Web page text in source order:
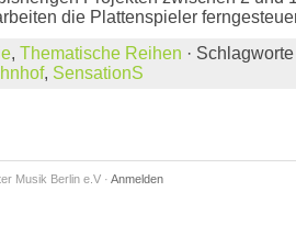
die Plattenspieler
, Thematische Reihen ·
, SensationS
Musik Berlin e.V · Anmelden